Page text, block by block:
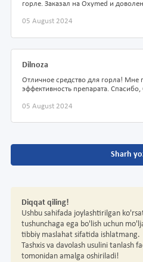
горле. Заказал на Oxymed и
05 August 2024
Dilnoza
Отличное средство для горла! Мне
эффективность препарата. Спасибо,
05 August 2024
Sharh
Diqqat qiling!
Ushbu sahifada joylashtirilgan
tushunchaga ega bo'lish uchun
tibbiy maslahat sifatida ishlatmang.
Tashxis va davolash usulini tanlash
tomonidan amalga oshiriladi!